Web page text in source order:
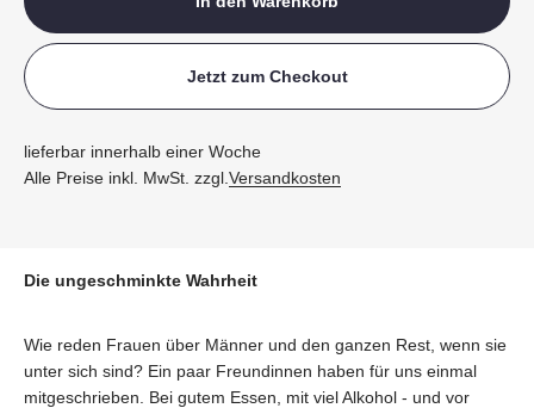
Jetzt zum Checkout
lieferbar innerhalb einer Woche
Alle Preise inkl. MwSt. zzgl. Versandkosten
Die ungeschminkte Wahrheit
Wie reden Frauen über Männer und den ganzen Rest, wenn sie
unter sich sind? Ein paar Freundinnen haben für uns einmal
mitgeschrieben. Bei gutem Essen, mit viel Alkohol - und vor